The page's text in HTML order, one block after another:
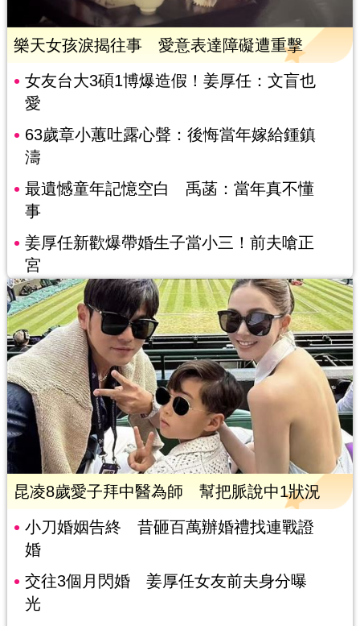
樂天女孩淚揭往事 愛意表達障礙遭重擊
女友台大3碩1博爆造假！姜厚任：文盲也
愛
63歲章小蕙吐露心聲：後悔當年嫁給鍾鎮
濤
最遺憾童年記憶空白 禹菡：當年真不懂
事
姜厚任新歡爆帶婚生子當小三！前夫嗆正
宮
昆凌8歲愛子拜中醫為師 幫把脈說中1狀況
小刀婚姻告終 昔砸百萬辦婚禮找連戰證
婚
交往3個月閃婚 姜厚任女友前夫身分曝
光